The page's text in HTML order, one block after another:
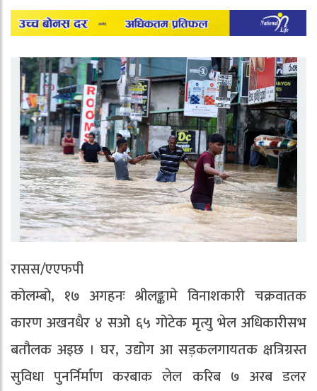
रासस/एएफपी
कोलम्बो, १७ अगहनः श्रीलङ्कामे विनाशकारी चक्रवातक
कारण अखनधैर ४ सओ ६५ गोटेक मृत्यु भेल अधिकारीसभ
बतौलक अइछ । घर, उद्योग आ सड़कलगायतक क्षत्रिग्रस्त
सुविधा पुनर्निर्माण करबाक लेल करिब ७ अरब डलर